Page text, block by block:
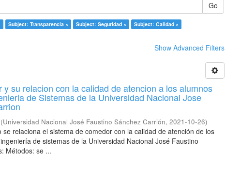
Go
Subject: Transparencia × Subject: Seguridad ×
Subject: Calidad ×
Show Advanced Filters
y su relacion con la calidad de atencion a los alumnos
de Sistemas de la Universidad Nacional Jose
(Universidad Nacional José Faustino Sánchez Carrión,2021-10-26)
relaciona el sistema de comedor con la calidad de atención de los
de sistemas de la Universidad Nacional José Faustino
Métodos: se ...